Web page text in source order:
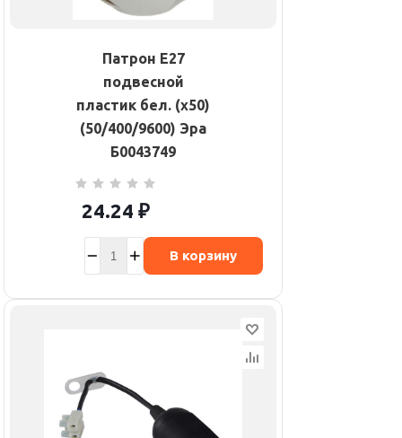
Патрон E27
подвесной
пластик бел. (х50)
(50/400/9600) Эра
Б0043749
24.24 ₽
В корзину